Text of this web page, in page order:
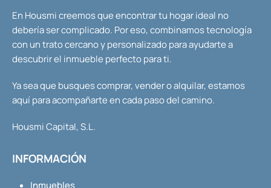
En Housmi creemos que encontrar tu hogar ideal no
debería ser complicado. Por eso, combinamos tecnología
con un trato cercano y personalizado para ayudarte a
descubrir el inmueble perfecto para ti.
Ya sea que busques comprar, vender o alquilar, estamos
aquí para acompañarte en cada paso del camino.
Housmi Capital, S.L.
INFORMACIÓN
Inmuebles